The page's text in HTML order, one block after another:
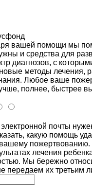
вашей помощи мы
и средства для
диагнозов, с
методы лечения,
Любое ваше
полнее, быстрее
почты
какую помощь
вашему
лечения
Мы бережно
передаем их третьим